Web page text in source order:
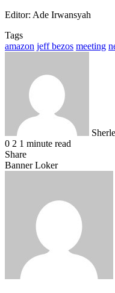
Editor: Ade Irwansyah
Tags
amazon jeff bezos meeting
0 2 1 minute read
Share
Facebook
X
LinkedIn
WhatsApp
Share
Banner Loker